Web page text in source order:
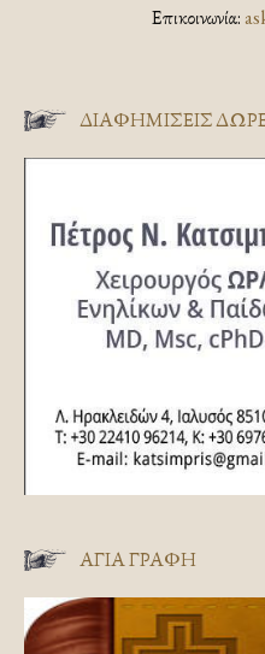
Επικοινωνία:
ΔΙΑΦΗΜΊΣΕΙΣ
ΑΓΊΑ ΓΡΑΦΉ